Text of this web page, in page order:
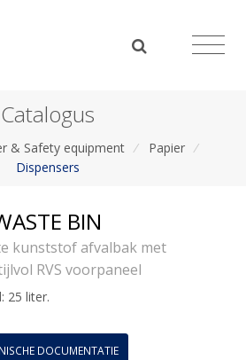
Catalogus
& Safety equipment / Papier /
Dispensers
BIN
kunststof afvalbak met
RVS voorpaneel
25 liter.
DOCUMENTATIE